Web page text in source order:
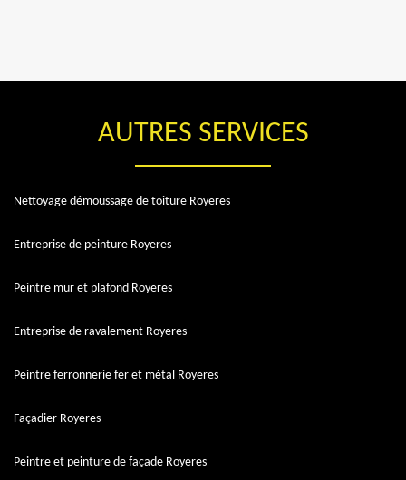
AUTRES SERVICES
Nettoyage démoussage de toiture Royeres
Entreprise de peinture Royeres
Peintre mur et plafond Royeres
Entreprise de ravalement Royeres
Peintre ferronnerie fer et métal Royeres
Façadier Royeres
Peintre et peinture de façade Royeres